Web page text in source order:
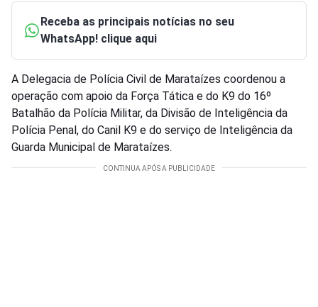
Receba as principais notícias no seu
WhatsApp! clique aqui
A Delegacia de Polícia Civil de Marataízes coordenou a
operação com apoio da Força Tática e do K9 do 16º
Batalhão da Polícia Militar, da Divisão de Inteligência da
Polícia Penal, do Canil K9 e do serviço de Inteligência da
Guarda Municipal de Marataízes.